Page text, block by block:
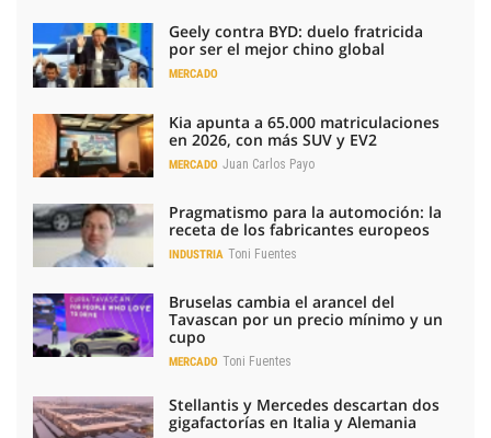
Geely contra BYD: duelo fratricida
por ser el mejor chino global
MERCADO
Kia apunta a 65.000 matriculaciones
en 2026, con más SUV y EV2
MERCADO Juan Carlos Payo
Pragmatismo para la automoción: la
receta de los fabricantes europeos
INDUSTRIA Toni Fuentes
Bruselas cambia el arancel del
Tavascan por un precio mínimo y un
cupo
MERCADO Toni Fuentes
Stellantis y Mercedes descartan dos
gigafactorías en Italia y Alemania